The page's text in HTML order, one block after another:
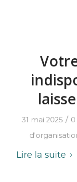
31 mai 2025 /
Lire la suite